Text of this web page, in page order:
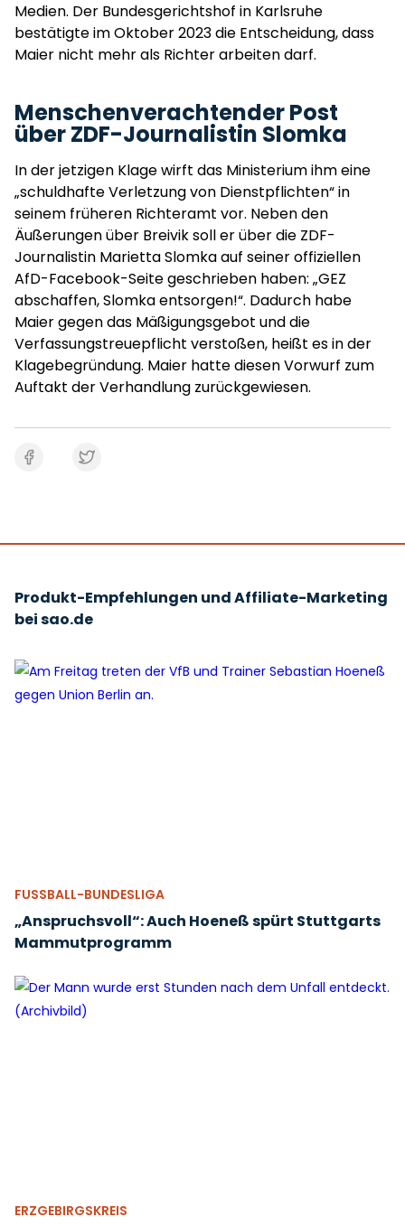
Medien. Der Bundesgerichtshof in Karlsruhe
bestätigte im Oktober 2023 die Entscheidung, dass
Maier nicht mehr als Richter arbeiten darf.
Menschenverachtender Post
über ZDF-Journalistin Slomka
In der jetzigen Klage wirft das Ministerium ihm eine
„schuldhafte Verletzung von Dienstpflichten“ in
seinem früheren Richteramt vor. Neben den
Äußerungen über Breivik soll er über die ZDF-
Journalistin Marietta Slomka auf seiner offiziellen
AfD-Facebook-Seite geschrieben haben: „GEZ
abschaffen, Slomka entsorgen!“. Dadurch habe
Maier gegen das Mäßigungsgebot und die
Verfassungstreuepflicht verstoßen, heißt es in der
Klagebegründung. Maier hatte diesen Vorwurf zum
Auftakt der Verhandlung zurückgewiesen.
Produkt-Empfehlungen und Affiliate-Marketing
bei sao.de
FUSSBALL-BUNDESLIGA
„Anspruchsvoll“: Auch Hoeneß spürt Stuttgarts
Mammutprogramm
ERZGEBIRGSKREIS